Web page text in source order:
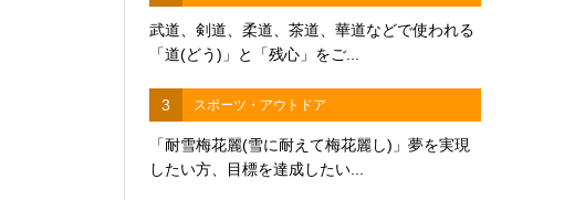
武道、剣道、柔道、茶道、華道などで使われる
「道(どう)」と「残心」をご...
3 スポーツ・アウトドア
「耐雪梅花麗(雪に耐えて梅花麗し)」夢を実現
したい方、目標を達成したい...